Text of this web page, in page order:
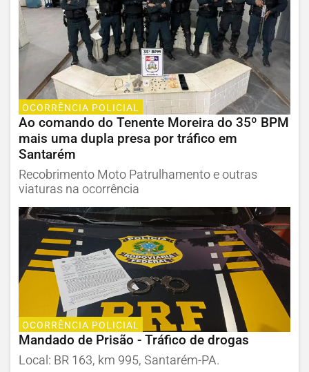
OCORRÊNCIA POLICIAL
Ao comando do Tenente Moreira do 35º BPM
mais uma dupla presa por tráfico em
Santarém
Recobrimento Moto Patrulhamento e outras
viaturas na ocorrência
OCORRÊNCIA POLICIAL
Mandado de Prisão - Tráfico de drogas
Local: BR 163, km 995, Santarém-PA.